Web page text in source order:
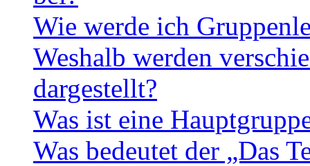
Wie werde ich
Weshalb werden
dargestellt?
Was ist eine
Was bedeutet der „Das